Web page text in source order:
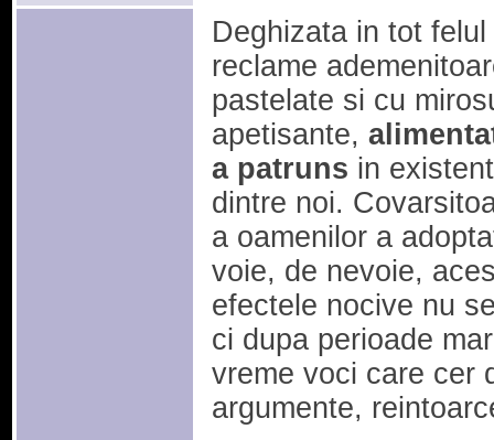
Deghizata in tot
reclame
pastelate si cu
apetisante,
a patruns in
dintre noi.
a oamenilor a
voie, de nevoie,
efectele nocive nu
ci dupa perioade
vreme voci care cer
argumente,